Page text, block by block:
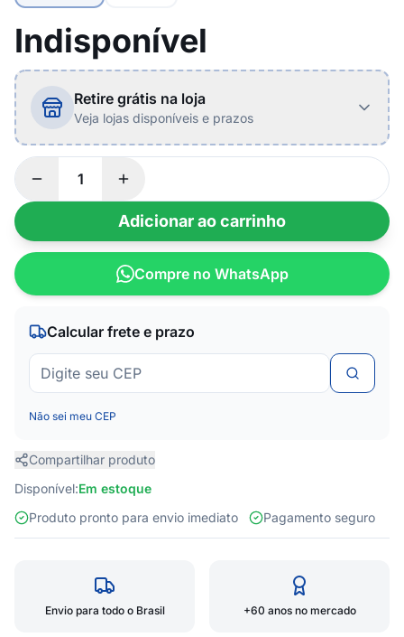
Indisponível
Retire grátis na loja
Veja lojas disponíveis e prazos
Adicionar ao carrinho
Compre no WhatsApp
Calcular frete e prazo
Não sei meu CEP
Compartilhar produto
Disponível:Em estoque
Produto pronto para envio imediato
Pagamento seguro
Envio para todo o Brasil +60 anos no mercado